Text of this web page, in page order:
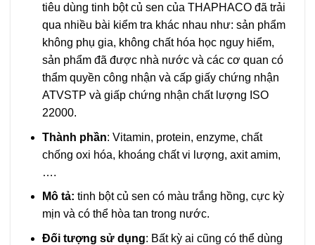
tiêu dùng tinh bột củ sen của THAPHACO đã trải
qua nhiều bài kiểm tra khác nhau như: sản phẩm
không phụ gia, không chất hóa học nguy hiểm,
sản phẩm đã được nhà nước và các cơ quan có
thẩm quyền công nhận và cấp giấy chứng nhận
ATVSTP và giấp chứng nhận chất lượng ISO
22000.
Thành phần: Vitamin, protein, enzyme, chất
chống oxi hóa, khoáng chất vi lượng, axit amim,
….
Mô tả: tinh bột củ sen có màu trắng hồng, cực kỳ
mịn và có thể hòa tan trong nước.
Đối tượng sử dụng: Bất kỳ ai cũng có thể dùng